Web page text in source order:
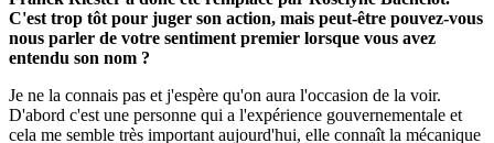
C'est trop tôt pour juger son action, mais peut-être pouvez-vous
nous parler de votre sentiment premier lorsque vous avez
entendu son nom ?
Je ne la connais pas et j'espère qu'on aura l'occasion de la voir.
D'abord c'est une personne qui a l'expérience gouvernementale et
cela me semble très important aujourd'hui, elle connaît la mécanique